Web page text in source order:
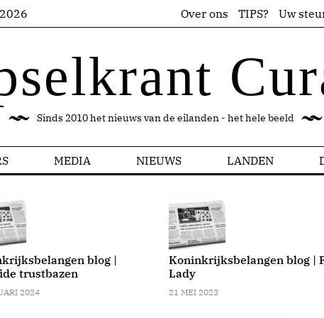
Over ons TIPS? Uw
Sinds 2010 het nieuws van de eilanden - het hele beeld
MEDIA NIEUWS LANDEN
blog |
trustbazen
2024
Koninkrijksbelangen blog |
Lady
21 MEI 2023